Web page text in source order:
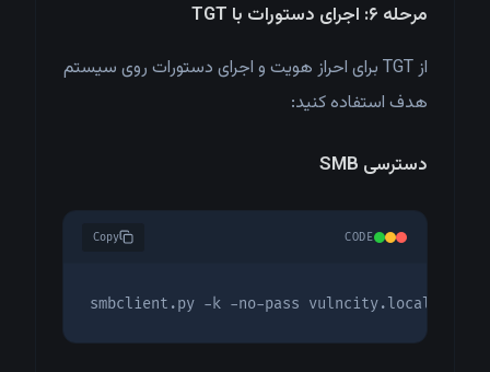
مرحله ۶: اجرای دستورات با TGT
از TGT برای احراز هویت و اجرای دستورات روی سیستم
هدف استفاده کنید:
دسترسی SMB
CODE
Copy
smbclient.py -k -no-pass vulncity.local/